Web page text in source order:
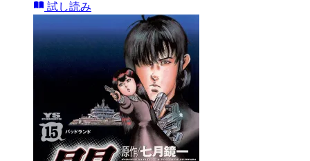
試し読み